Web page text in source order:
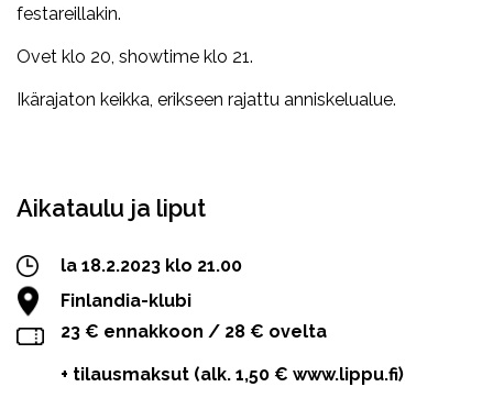
festareillakin.
Ovet klo 20, showtime klo 21.
Ikärajaton keikka, erikseen rajattu anniskelualue.
Aikataulu ja liput
la 18.2.2023 klo 21.00
Finlandia-klubi
23 € ennakkoon / 28 € ovelta
+ tilausmaksut (alk. 1,50 € www.lippu.fi)